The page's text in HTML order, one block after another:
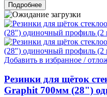
Подробнее
Добавить в избранное /
Резинки для щёток
Graphit 700мм (28")